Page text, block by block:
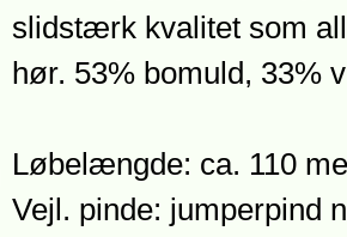
slidstærk kvalitet som
hør. 53% bomuld, 33%
Løbelængde: ca. 110
Vejl. pinde: jumperpind